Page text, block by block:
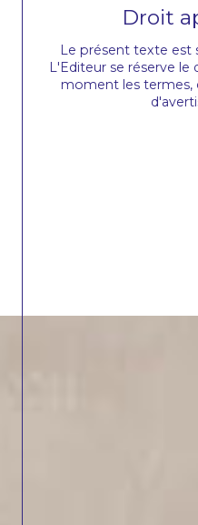
Droit
Le présent texte est
L'Editeur se réserve
moment les